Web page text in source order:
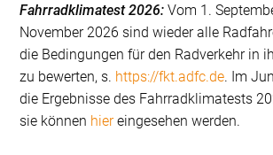
Fahrradklimatest 2026:Vom 1.
November 2026 sind wieder alle
die Bedingungen für den Radverkehr in
zu bewerten, s. https://fkt.adfc.de. Im
die Ergebnisse des Fahrradklimatests
sie können hiereingesehen werden.